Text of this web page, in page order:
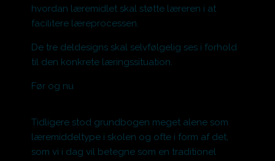
hvordan læremidlet skal støtte læreren i at
facilitere læreprocessen.
De tre deldesigns skal selvfølgelig ses i forhold
til den konkrete læringssituation
Før og nu
Tidligere stod grundbogen meget alene som
læremiddeltype i skolen og ofte i form af det,
som vi i dag vil betegne som en traditionel